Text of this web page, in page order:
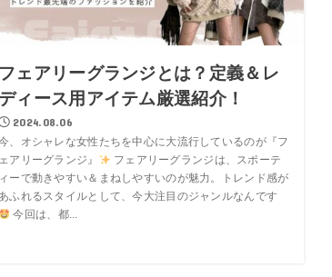
フェアリーグランジとは？定義＆レ
ディース用アイテム厳選紹介！
2024.08.06
、オシャレな女性たちを中心に大流行しているのが『フ
ェアリーグランジ』
フェアリーグランジは、スポーテ
ィーで動きやすい＆まねしやすいのが魅力。トレンド感が
あふれるスタイルとして、今大注目のジャンルなんです
今回は、都...